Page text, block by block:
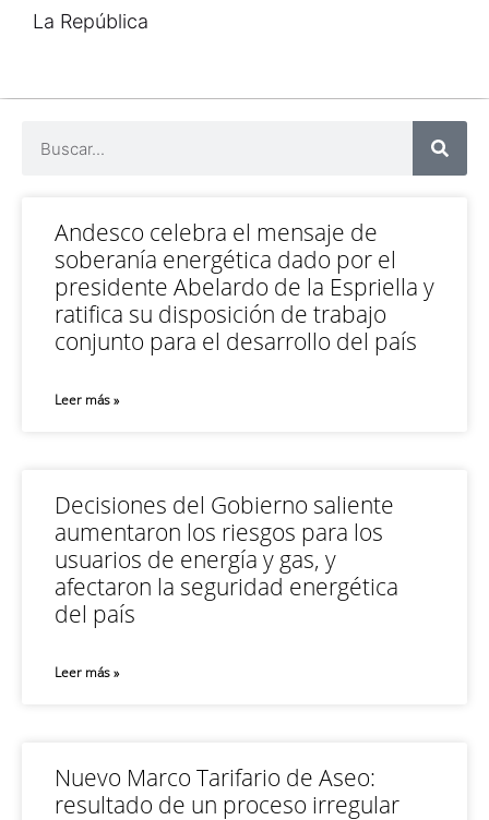
La República
Andesco celebra el mensaje de
soberanía energética dado por el
presidente Abelardo de la Espriella y
ratifica su disposición de trabajo
conjunto para el desarrollo del país
Leer más »
Decisiones del Gobierno saliente
aumentaron los riesgos para los
usuarios de energía y gas, y
afectaron la seguridad energética
del país
Leer más »
Nuevo Marco Tarifario de Aseo:
resultado de un proceso irregular